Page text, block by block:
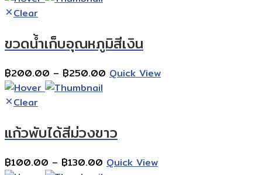
฿250.00
Clear
ขวดน้ำเก็บอุณหภูมิสีเงิน
฿200.00 – ฿250.00 Price
฿250.00
Quick View
Clear
แก้วพับได้สีม่วงขาว
฿100.00 – ฿130.00 Price
Quick View